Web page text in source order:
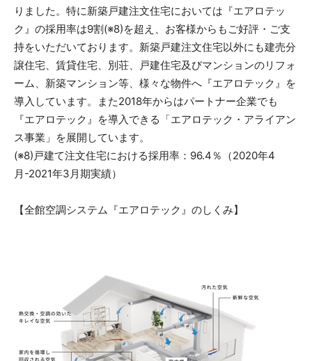
りました。特に新築戸建注文住宅においては『エアロテッ
ク』の採用率は9割(※8)を超え、お客様からもご好評・ご支
持をいただいております。新築戸建注文住宅以外にも建売分
譲住宅、賃貸住宅、別荘、戸建住宅及びマンションのリフォ
ーム、新築マンション等、様々な物件へ『エアロテック』を
導入しています。また2018年からはパートナー企業でも
『エアロテック』を導入できる「エアロテック・アライアン
ス事業」を展開しています。
(※8)戸建て注文住宅における採用率：96.4％（2020年4
月-2021年3月期実績）
【全館空調システム『エアロテック』のしくみ】